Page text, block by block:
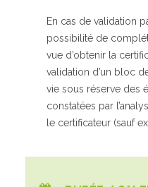
En cas de validation
possibilité de
vue d’obtenir la
validation d’un bloc
vie sous réserve des
constatées par
le certificateur (sauf